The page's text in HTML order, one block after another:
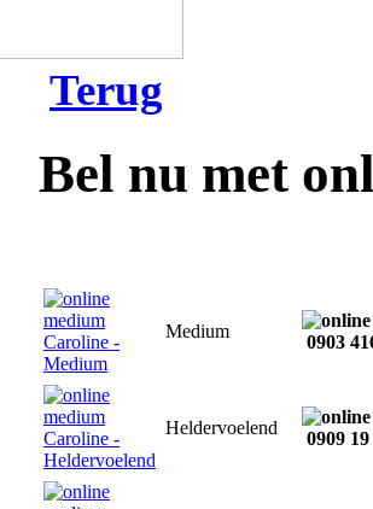
Terug
Bel nu met
Medium
0903
Heldervoelend
0909 19